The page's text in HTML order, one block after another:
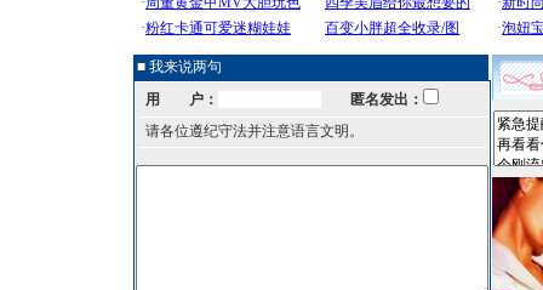
■ 我来说两句
用 户：
匿名发出：
请各位遵纪守法并注意语言文明。